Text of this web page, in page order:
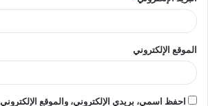
الأوسط والقارة الإفريقية، مُرحبًا ببحث
المعرفة المصري.
وقدم الوزير الدعوة للجانب التركي
الموقع الإلكتروني
احفظ اسمي، بريدي الإلكتروني، والموقع